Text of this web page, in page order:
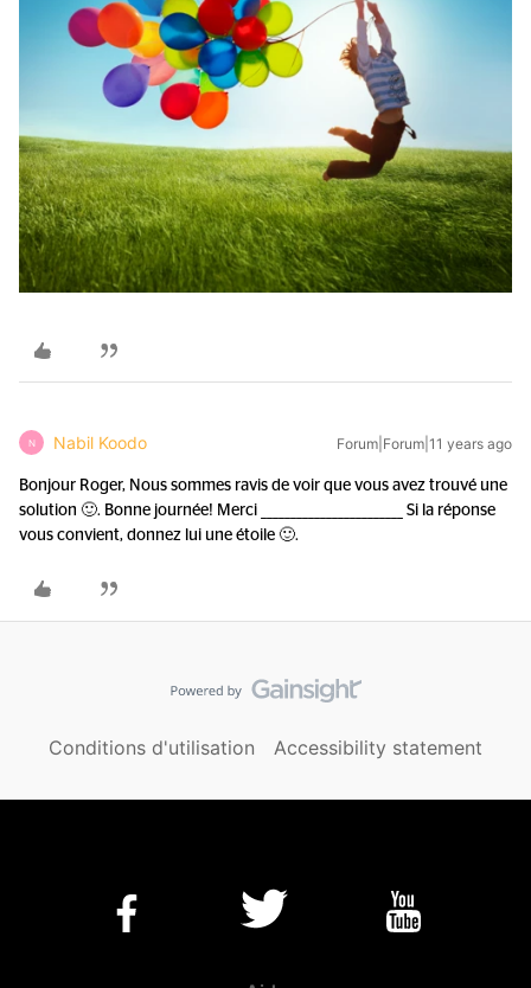
N Nabil Koodo Forum|Forum|11 years ago
Bonjour Roger, Nous sommes ravis de voir que vous avez trouvé une
solution 🙂. Bonne journée! Merci ________________________ Si la réponse
vous convient, donnez lui une étoile 🙂.
Conditions d'utilisation Accessibility statement